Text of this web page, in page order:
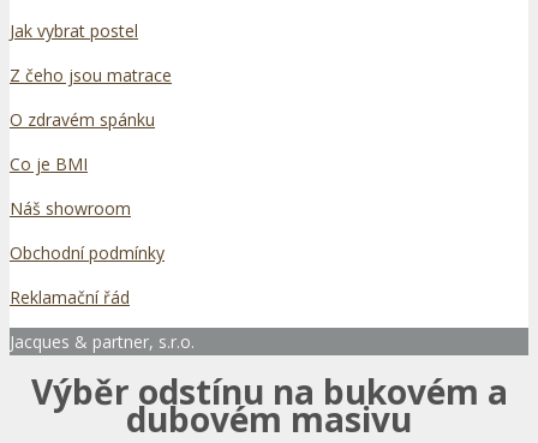
Jak vybrat postel
Z čeho jsou matrace
O zdravém spánku
Co je BMI
Náš showroom
Obchodní podmínky
Reklamační řád
Jacques & partner, s.r.o.
Výběr odstínu na bukovém a
dubovém masivu